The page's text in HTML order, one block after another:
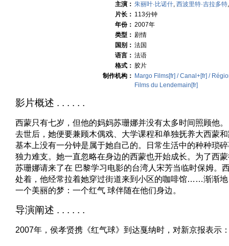
主演： 朱丽叶·比诺什, 西波里特·吉拉多特
片长： 113分钟
年份： 2007年
类型： 剧情
国别： 法国
语言： 法语
格式： 胶片
制作机构： Margo Films[fr] / Canal+[fr] /
Films du Lendemain[fr]
影片概述 . . . . . .
西蒙只有七岁，但他的妈妈苏珊娜并没有太多时间照顾他
去世后，她便要兼顾木偶戏、大学课程和单独抚养大西蒙
基本上没有一分钟是属于她自己的。日常生活中的种种琐
独力难支。她一直忽略在身边的西蒙也开始成长。为了西
苏珊娜请来了在 巴黎学习电影的台湾人宋芳当临时保姆。
处着，他经常拉着她穿过街道来到小区的咖啡馆……渐渐
一个美丽的梦：一个红气 球伴随在他们身边。
导演阐述 . . . . . .
2007年，侯孝贤携《红气球》到达戛纳时，对新京报表示